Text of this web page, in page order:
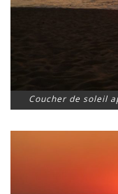
Coucher de soleil